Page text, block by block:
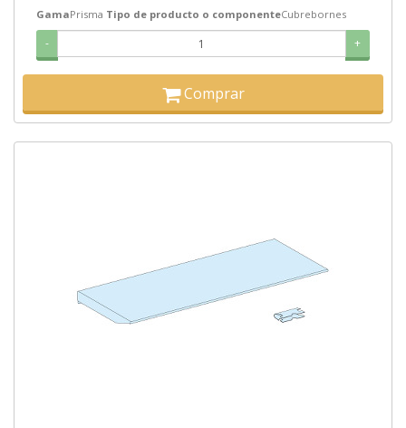
GamaPrisma Tipo de producto o componenteCubrebornes
- +
Comprar